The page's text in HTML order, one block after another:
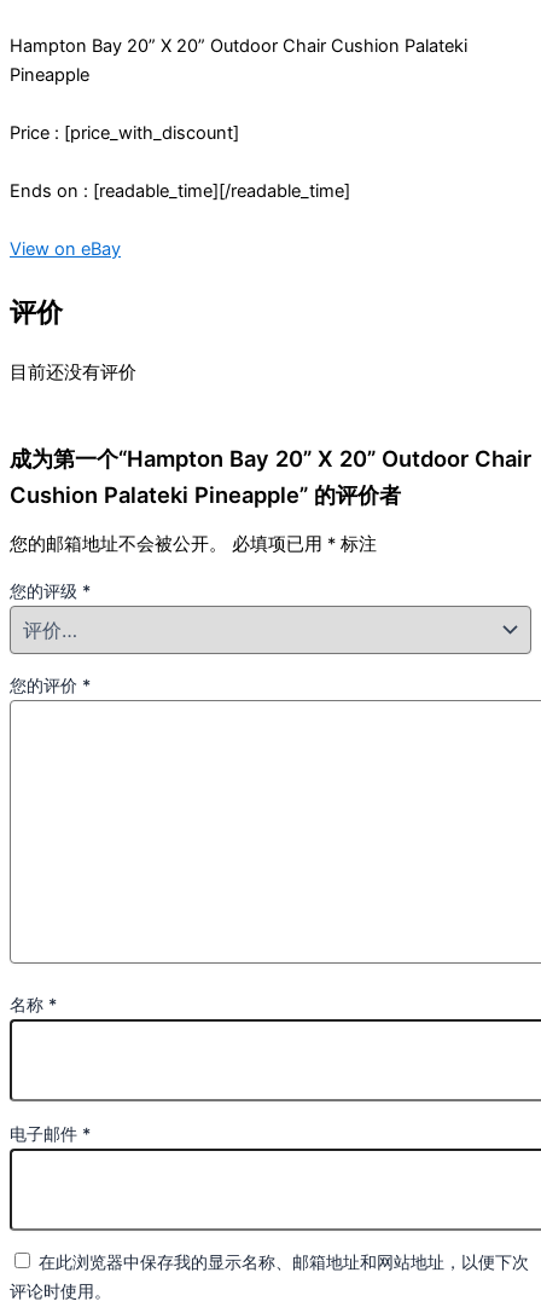
Hampton Bay 20” X 20” Outdoor Chair Cushion Palateki
Pineapple
Price : [price_with_discount]
Ends on : [readable_time][/readable_time]
View on eBay
评价
目前还没有评价
成为第一个“Hampton Bay 20” X 20” Outdoor Chair
Cushion Palateki Pineapple” 的评价者
您的邮箱地址不会被公开。 必填项已用 * 标注
您的评级 *
您的评价 *
名称 *
电子邮件 *
在此浏览器中保存我的显示名称、邮箱地址和网站地址，以便下次
评论时使用。